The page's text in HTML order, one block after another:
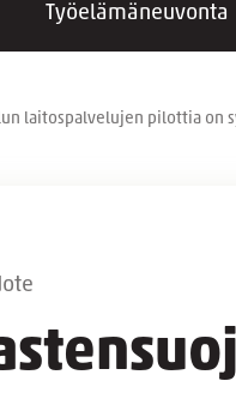
Työelämäneuvonta
laitospalvelujen pilottia on